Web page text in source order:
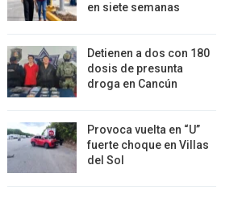
en siete semanas
Detienen a dos con 180
dosis de presunta
droga en Cancún
Provoca vuelta en “U”
fuerte choque en Villas
del Sol